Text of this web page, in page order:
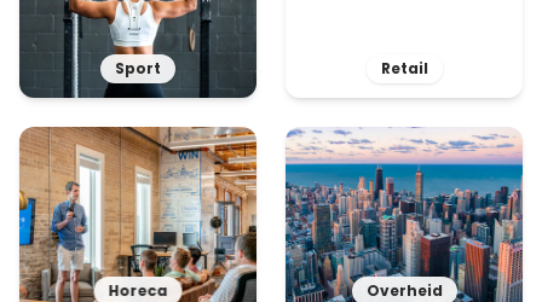
Sport Retail
Horeca Overheid